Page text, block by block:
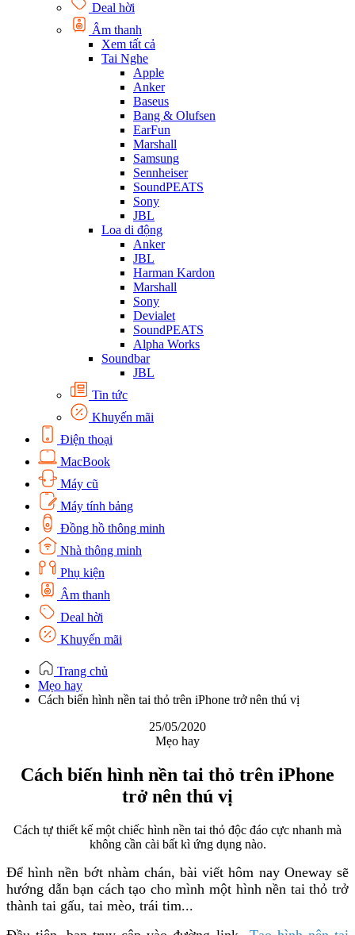
Deal hời
Âm thanh
Xem tất cả
Tai Nghe
Apple
Anker
Baseus
Bang & Olufsen
EarFun
Marshall
Samsung
Sennheiser
SoundPEATS
Sony
JBL
Loa di động
Anker
JBL
Harman Kardon
Marshall
Sony
Devialet
SoundPEATS
Alpha Works
Soundbar
JBL
Tin tức
Khuyến mãi
Điện thoại
MacBook
Máy cũ
Máy tính bảng
Đồng hồ thông minh
Nhà thông minh
Phụ kiện
Âm thanh
Deal hời
Khuyến mãi
Trang chủ
Mẹo hay
Cách biến hình nền tai thỏ trên iPhone trở nên thú vị
25/05/2020
Mẹo hay
Cách biến hình nền tai thỏ trên iPhone
trở nên thú vị
Cách tự thiết kế một chiếc hình nền tai thỏ độc đáo cực nhanh mà
không cần cài bất kì ứng dụng nào.
Để hình nền bớt nhàm chán, bài viết hôm nay Oneway sẽ
hướng dẫn bạn cách tạo cho mình một hình nền tai thỏ trở
thành tai gấu, tai mèo, trái tim...